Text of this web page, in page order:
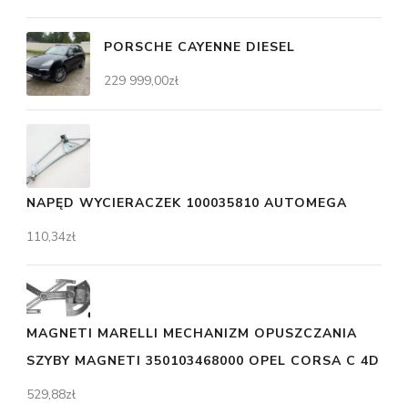
PORSCHE CAYENNE DIESEL
229 999,00zł
NAPĘD WYCIERACZEK 100035810 AUTOMEGA
110,34zł
MAGNETI MARELLI MECHANIZM OPUSZCZANIA
SZYBY MAGNETI 350103468000 OPEL CORSA C 4D
529,88zł